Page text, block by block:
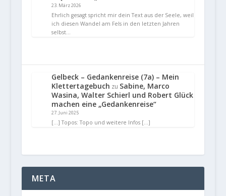
23. März 2026
Ehrlich gesagt spricht mir dein Text aus der Seele, weil
ich diesen Wandel am Fels in den letzten Jahren
selbst…
Gelbeck – Gedankenreise (7a) – Mein
Klettertagebuch zu Sabine, Marco
Wasina, Walter Schierl und Robert Glück
machen eine „Gedankenreise“
27. Juni 2025
[…] Topos: Topo und weitere Infos […]
META